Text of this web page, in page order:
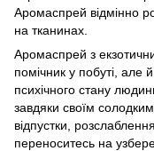
Аромаспрей відмінно
на тканинах.
Аромаспрей з
помічник у побуті, але
психічного стану
завдяки своїм
відпустки,
переноситесь на